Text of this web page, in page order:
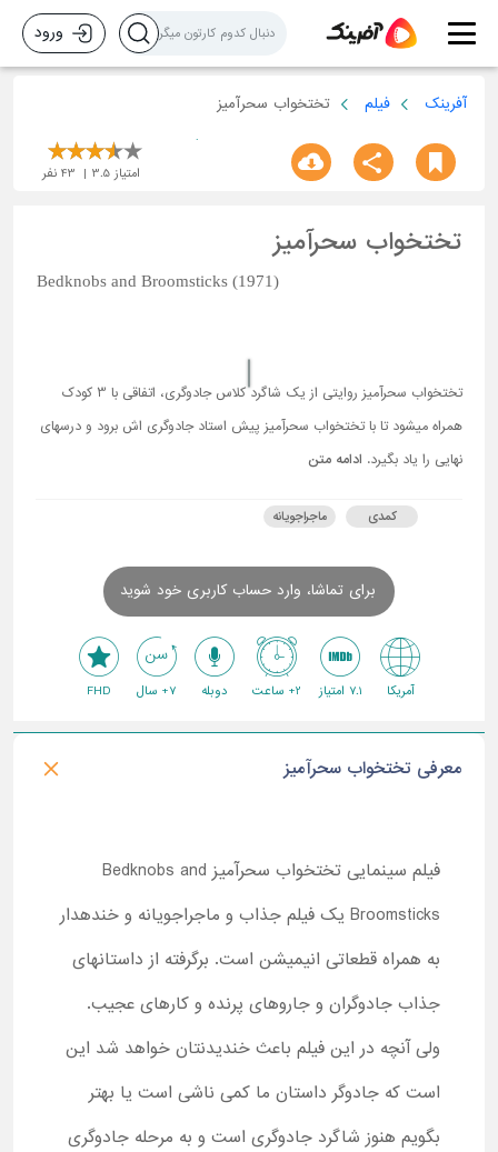
ورود
آفرینک فیلم تختخواب سحرآمیز
امتیاز 3.5
43 نفر
تختخواب سحرآمیز
Bedknobs and Broomsticks (1971)
تختخواب سحرآمیز روایتی از یک شاگرد کلاس جادوگری، اتفاقی با 3 کودک
همراه میشود تا با تختخواب سحرآمیز پیش استاد جادوگری اش برود و درسهای
نهایی را یاد بگیرد. ادامه متن
کمدی ماجراجویانه
برای تماشا، وارد حساب کاربری خود شوید
آمریکا 7.1 امتیاز 2+ ساعت دوبله 7+ سال FHD
معرفی تختخواب سحرآمیز
فیلم سینمایی تختخواب سحرآمیز Bedknobs and
Broomsticks یک فیلم جذاب و ماجراجویانه و خندهدار
به همراه قطعاتی انیمیشن است. برگرفته از داستانهای
جذاب جادوگران و جاروهای پرنده و کارهای عجیب.
ولی آنچه در این فیلم باعث خندیدنتان خواهد شد این
است که جادوگر داستان ما کمی ناشی است یا بهتر
بگویم هنوز شاگرد جادوگری است و به مرحله جادوگری